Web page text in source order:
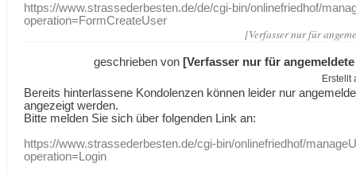
https://www.strassederbesten.de/de/cgi-bin/onlinefriedhof/
operation=FormCreateUser
[Verfasser nur für
geschrieben von [Verfasser nur für
Erstellt
Bereits hinterlassene Kondolenzen können leider nur
angezeigt werden.
Bitte melden Sie sich über folgenden Link an:
https://www.strassederbesten.de/cgi-bin/onlinefriedhof/
operation=Login